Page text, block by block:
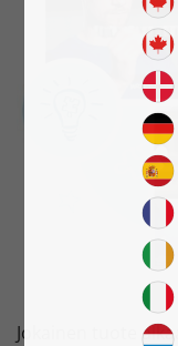
Jokainen tuote